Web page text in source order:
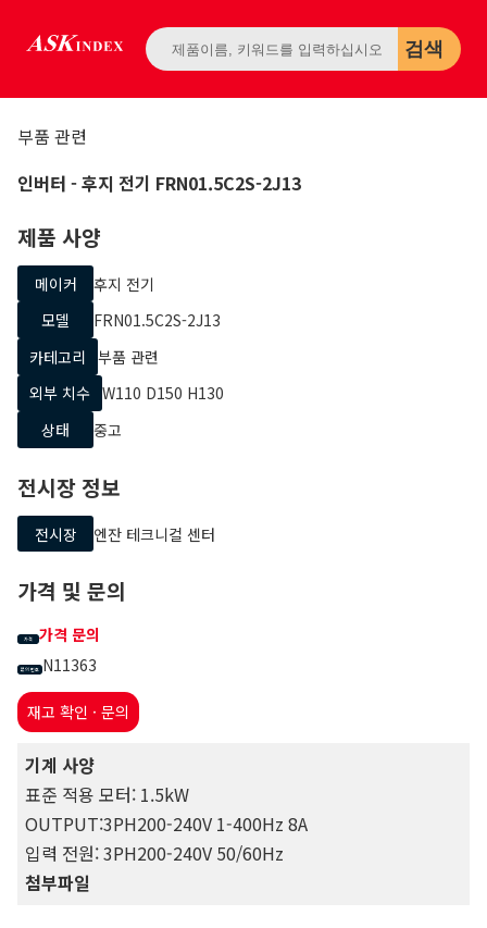
검색
부품 관련
인버터 - 후지 전기 FRN01.5C2S-2J13
제품 사양
메이커
후지 전기
모델
FRN01.5C2S-2J13
카테고리
부품 관련
외부 치수 W110 D150 H130
상태
중고
전시장 정보
전시장 엔잔 테크니컬 센터
가격 및 문의
가격 가격 문의
문의 번호 N11363
재고 확인 · 문의
기계 사양
표준 적용 모터: 1.5kW
OUTPUT:3PH200-240V 1-400Hz 8A
입력 전원: 3PH200-240V 50/60Hz
첨부파일